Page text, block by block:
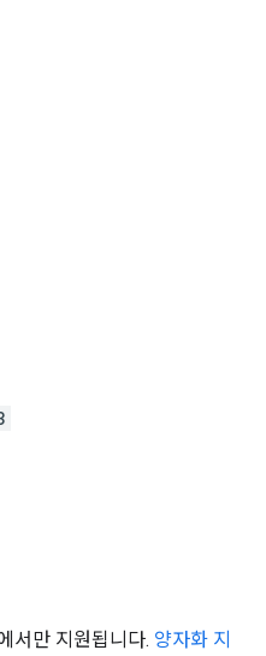
서만 지원됩니다. 양자화 지